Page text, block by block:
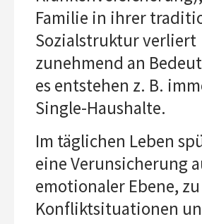
Familie in ihrer
Sozialstruktur verliert
zunehmend an
es entstehen z. B.
Single-Haushalte.
Im täglichen Leben
eine Verunsicherung
emotionaler Ebene, zu
Konfliktsituationen